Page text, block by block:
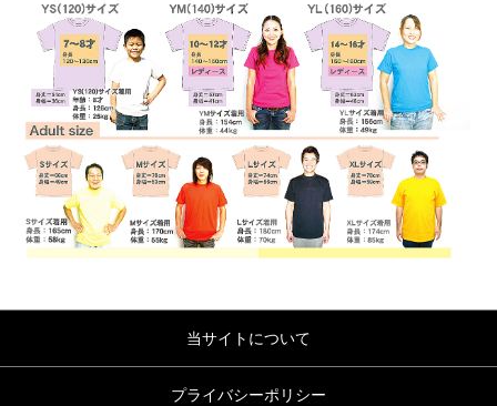
当サイトについて
プライバシーポリシー